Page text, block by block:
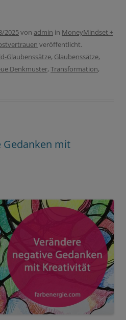
2025von admin in MoneyMindset +
veröffentlicht.
Glaubenssätze, Glaubenssätze,
Denkmuster, Transformation,
Gedanken mit